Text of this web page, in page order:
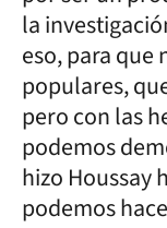
la
eso, para que
populares,
pero con las
podemos
hizo Houssay
podemos